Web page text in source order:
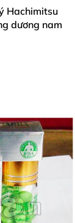
Hachimitsu
dương nam